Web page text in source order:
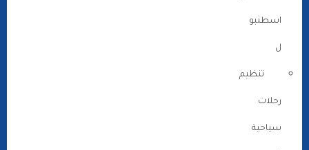
اسطنبو
ل
تنظيم
رحلات
سياحية